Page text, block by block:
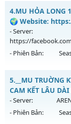
Thể loại: Mu
Antihack: UKG
MU SS6 - HOÀI
Mu mới ra tháng
ngày 08/08/2626
Exp: 99x - Drop:
Thể loại: Mu
Antihack: OK
4.MU HỎA LONG
🌍 Website:
- Server:
https://
- Phiên Bản:
MU HỎA LONG
Mu mới ra tháng
https://
01/07/2626
5. __MU
CAM KẾT LÂU DÀI
- Server:
- Phiên Bản: